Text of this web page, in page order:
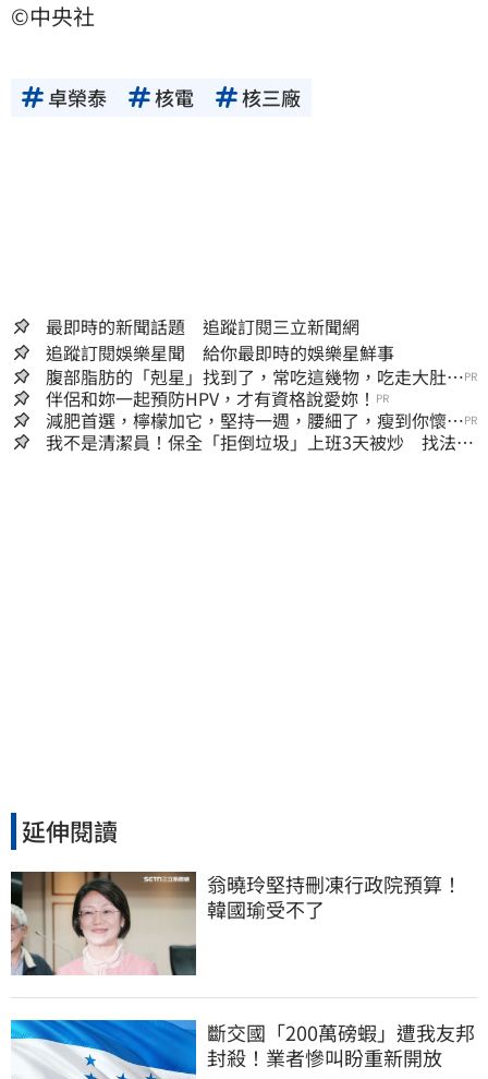
©中央社
卓榮泰 核電 核三廠
最即時的新聞話題 追蹤訂閱三立新聞網
追蹤訂閱娛樂星聞 給你最即時的娛樂星鮮事
腹部脂肪的「剋星」找到了，常吃這幾物，吃走大肚
囊，瘦出小蠻腰
PR
伴侶和妳一起預防HPV，才有資格說愛妳！ PR
減肥首選，檸檬加它，堅持一週，腰細了，瘦到你懷疑
人生
PR
我不是清潔員！保全「拒倒垃圾」上班3天被炒 找法院
延伸閱讀
翁曉玲堅持刪凍行政院預算！
韓國瑜受不了
斷交國「200萬磅蝦」遭我友邦
封殺！業者慘叫盼重新開放